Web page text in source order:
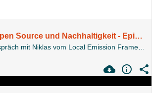
PIP: Open Source und Nachhaltigkeit - Episode 1